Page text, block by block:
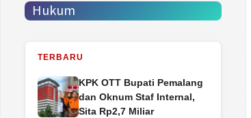
Hukum
TERBARU
‎KPK OTT Bupati Pemalang
dan Oknum Staf Internal,
Sita Rp2,7 Miliar